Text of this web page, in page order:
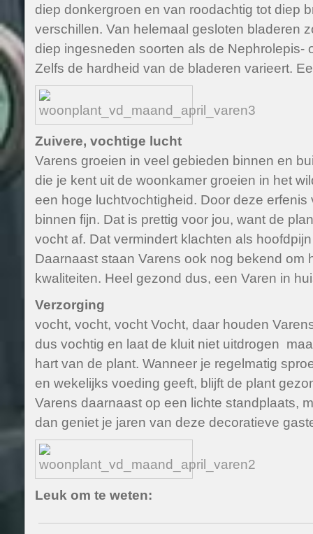
diep donkergroen en van roodachtig tot diep
verschillen. Van helemaal gesloten bladeren
diep ingesneden soorten als de Nephrolepis-
Zelfs de hardheid van de bladeren varieert.
Zuivere, vochtige lucht
Varens groeien in veel gebieden binnen en
die je kent uit de woonkamer groeien in het
een hoge luchtvochtigheid. Door deze erfenis
binnen fijn. Dat is prettig voor jou, want de
vocht af. Dat vermindert klachten als
Daarnaast staan Varens ook nog bekend om
kwaliteiten. Heel gezond dus, een Varen in
Verzorging
vocht, vocht, vocht Vocht, daar houden
dus vochtig en laat de kluit niet uitdrogen
hart van de plant. Wanneer je regelmatig
en wekelijks voeding geeft, blijft de plant
Varens daarnaast op een lichte standplaats,
dan geniet je jaren van deze decoratieve
Leuk om te weten: